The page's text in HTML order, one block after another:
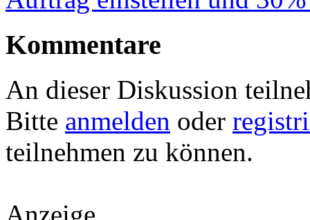
Kommentare
An dieser Diskussion
Bitte anmelden oder
teilnehmen zu können.
Anzeige